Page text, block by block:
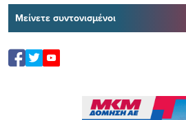
Μείνετε συντονισμένοι